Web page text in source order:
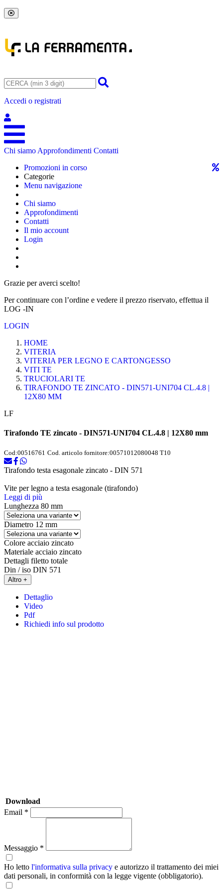
Accedi o registrati
Chi siamo Approfondimenti Contatti
Promozioni in corso
Categorie
Menu navigazione
Chi siamo
Approfondimenti
Contatti
Il mio account
Login
Grazie per averci scelto!
Per continuare con l’ordine e vedere il prezzo riservato, effettua il
LOG -IN
LOGIN
HOME
VITERIA
VITERIA PER LEGNO E CARTONGESSO
VITI TE
TRUCIOLARI TE
TIRAFONDO TE ZINCATO - DIN571-UNI704 CL.4.8 |
12X80 MM
LF
Tirafondo TE zincato - DIN571-UNI704 CL.4.8 | 12X80 mm
Cod:00516761 Cod. articolo fornitore:00571012080048 T10
Tirafondo testa esagonale zincato - DIN 571
Vite per legno a testa esagonale (tirafondo)
Leggi di più
Lunghezza 80 mm
Diametro 12 mm
Colore acciaio zincato
Materiale acciaio zincato
Dettagli filetto totale
Din / iso DIN 571
Altro +
Dettaglio
Video
Pdf
Richiedi info sul prodotto
Download
Email *
Messaggio *
Ho letto l'informativa sulla privacy e autorizzo il trattamento dei miei
dati personali, in conformità con la legge vigente (obbligatorio).